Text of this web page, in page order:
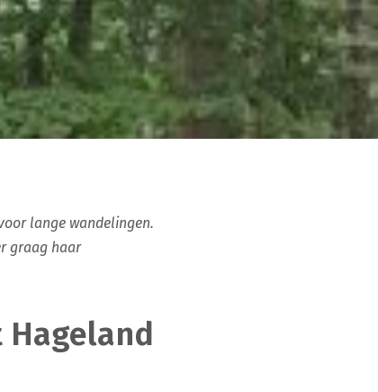
lange wandelingen.
graag haar